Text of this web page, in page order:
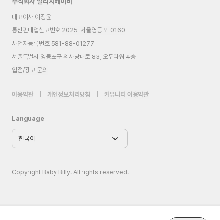
대표이사 이정윤
통신판매업신고번호 2025-서울영등포-0160
사업자등록번호 581-88-01277
서울특별시 영등포구 의사당대로 83, 오투타워 4층
입점/광고 문의
이용약관 개인정보처리방침 커뮤니티 이용약관
Language
Copyright Baby Billy. All rights reserved.